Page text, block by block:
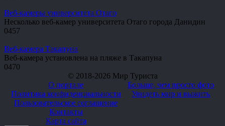
Веб-камеры университета Отаго
Несколько веб-камер университета Отаго города Данидин
0457
Веб-камера Такапуна
Веб-камера установлена на пляже в Такапуна
0470
© 2018-2026 Мир Туриста
О портале
Политика конфиденциальности
Пользовательское соглашение
Контакты
Карта сайта
Больше, чем просто фото
Увидеть мир и выжить